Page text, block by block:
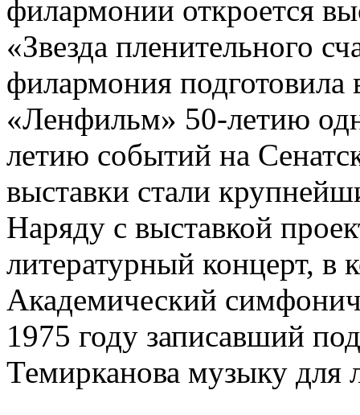
филармонии откроется
«Звезда пленительного
филармония подготовила
«Ленфильм» 50-летию
летию событий на
выставки стали
Наряду с выставкой
литературный концерт, в
Академический
1975 году записавший
Темирканова музыку для